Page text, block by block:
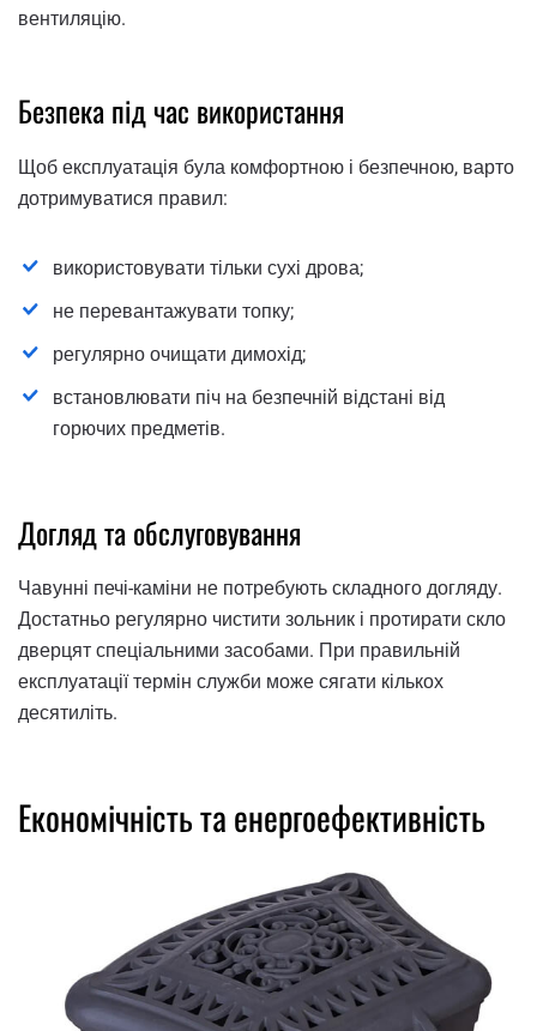
вентиляцію.
Безпека під час використання
Щоб експлуатація була комфортною і безпечною, варто
дотримуватися правил:
використовувати тільки сухі дрова;
не перевантажувати топку;
регулярно очищати димохід;
встановлювати піч на безпечній відстані від
горючих предметів.
Догляд та обслуговування
Чавунні печі-каміни не потребують складного догляду.
Достатньо регулярно чистити зольник і протирати скло
дверцят спеціальними засобами. При правильній
експлуатації термін служби може сягати кількох
десятиліть.
Економічність та енергоефективність